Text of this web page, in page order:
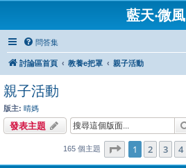
藍天‧微風
問答集
討論區首頁 教養e把罩 親子活動
親子活動
版主: 晴媽
發表主題
165 個主題 第 1 頁 (共11 頁)
1 2 3 4